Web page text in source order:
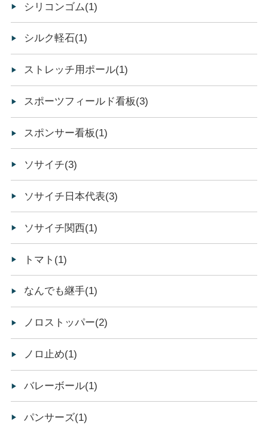
シリコンゴム(1)
シルク軽石(1)
ストレッチ用ポール(1)
スポーツフィールド看板(3)
スポンサー看板(1)
ソサイチ(3)
ソサイチ日本代表(3)
ソサイチ関西(1)
トマト(1)
なんでも継手(1)
ノロストッパー(2)
ノロ止め(1)
バレーボール(1)
パンサーズ(1)